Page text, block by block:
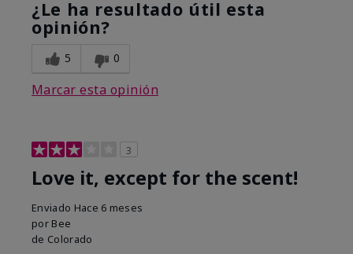
¿Le ha resultado útil esta
opinión?
5 0
Marcar esta opinión
3
Love it, except for the scent!
Enviado Hace 6 meses
por Bee
de Colorado